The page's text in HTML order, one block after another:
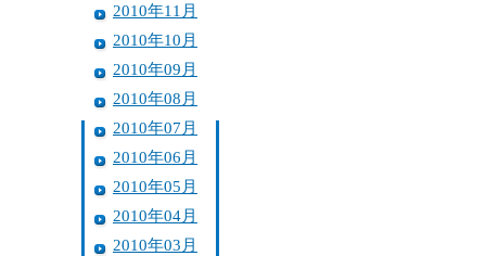
2010年11月
2010年10月
2010年09月
2010年08月
2010年07月
2010年06月
2010年05月
2010年04月
2010年03月